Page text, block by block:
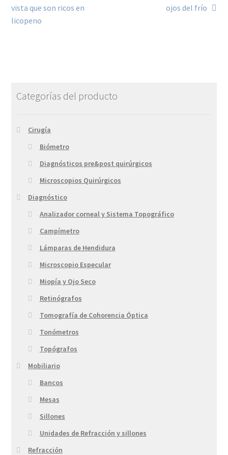
vista que son ricos en
licopeno
ojos del frío
Categorías del producto
Cirugía
Biómetro
Diagnósticos pre&post quirúrgicos
Microscopios Quirúrgicos
Diagnóstico
Analizador corneal y Sistema Topográfico
Campímetro
Lámparas de Hendidura
Microscopio Especular
Miopía y Ojo Seco
Retinógrafos
Tomografía de Cohorencia Óptica
Tonómetros
Topógrafos
Mobiliario
Bancos
Mesas
Sillones
Unidades de Refracción y sillones
Refracción